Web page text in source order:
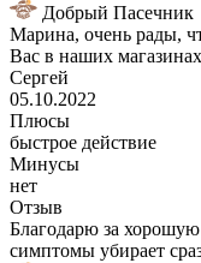
Добрый Пасечник
Марина, очень рады,
Вас в наших
Сергей
05.10.2022
Плюсы
быстрое действие
Минусы
нет
Отзыв
Благодарю за
симптомы убирает